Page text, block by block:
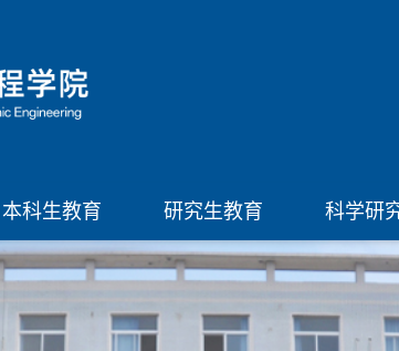
本科生教育 研究生教育 科学研